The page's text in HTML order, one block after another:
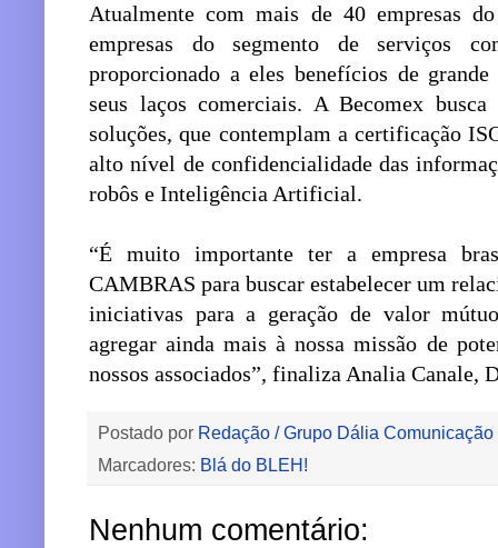
Atualmente com mais de 40 empresas
empresas do segmento de serviços
proporcionado a eles benefícios de
seus laços comerciais. A Becomex
soluções, que contemplam a certificação
alto nível de confidencialidade das
robôs e Inteligência Artificial.
“É muito importante ter a empresa
CAMBRAS para buscar estabelecer um
iniciativas para a geração de valor
agregar ainda mais à nossa missão de
nossos associados”, finaliza Analia
Postado por Redação / Grupo Dália Comunicação
Marcadores: Blá do BLEH!
Nenhum comentário: